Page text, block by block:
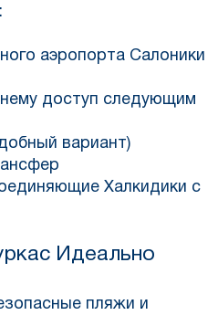
аэропорта Салоники
доступ следующим
вариант)
Халкидики с
Идеально
пляжи и